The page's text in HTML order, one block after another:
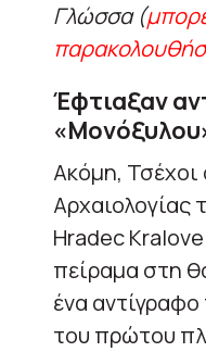
Γλώσσα (
Έφτιαξαν
Ακόμη, Τσέχοι
Αρχαιολογίας
Hradec
πείραμα στη
ένα αντίγραφο
του πρώτου